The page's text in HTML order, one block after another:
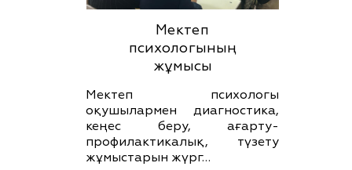
Мектеп
психологының
жұмысы
Мектеп психологы
оқушылармен диагностика,
кеңес беру, ағарту-
профилактикалық, түзету
жұмыстарын жүрг…